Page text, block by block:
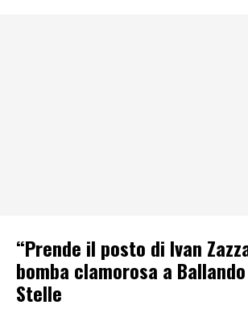
“Prende il posto di Ivan
bomba clamorosa a
Stelle